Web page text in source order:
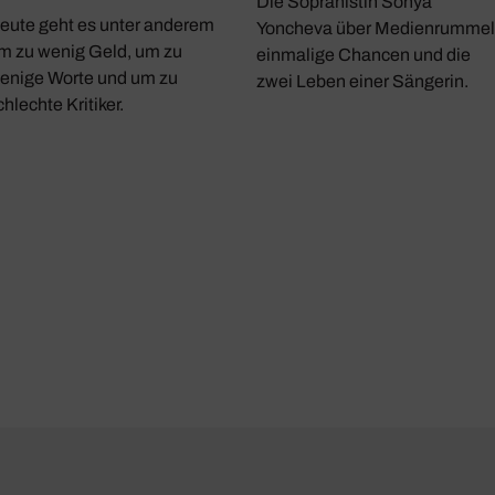
geht es unter anderem
zu wenig Geld, um zu
Worte und um zu
Kritiker.
Yoncheva über
einmalige Chancen und die
zwei Leben einer Sängerin.